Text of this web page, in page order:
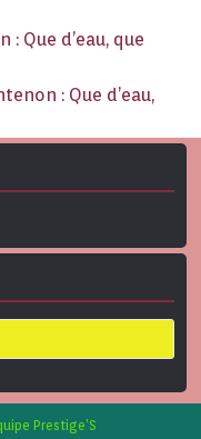
Que d’eau, que
: Que d’eau,
Prestige’S